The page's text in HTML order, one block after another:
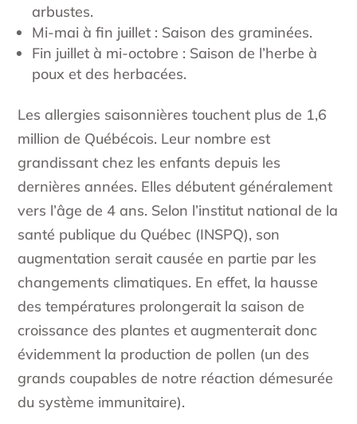
arbustes.
Mi-mai à fin juillet : Saison des graminées.
Fin juillet à mi-octobre : Saison de l’herbe à
poux et des herbacées.
Les allergies saisonnières touchent plus de 1,6
million de Québécois. Leur nombre est
grandissant chez les enfants depuis les
dernières années. Elles débutent généralement
vers l’âge de 4 ans. Selon l’institut national de la
santé publique du Québec (INSPQ), son
augmentation serait causée en partie par les
changements climatiques. En effet, la hausse
des températures prolongerait la saison de
croissance des plantes et augmenterait donc
évidemment la production de pollen (un des
grands coupables de notre réaction démesurée
du système immunitaire).